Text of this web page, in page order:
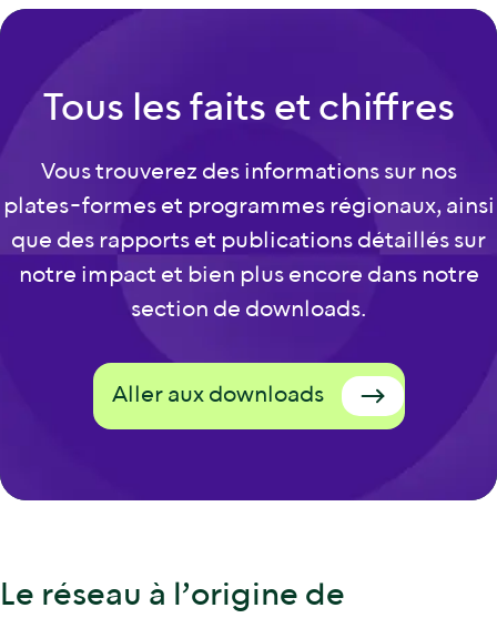
Tous les faits et chiffres
Vous trouverez des informations sur nos
plates-formes et programmes régionaux, ainsi
que des rapports et publications détaillés sur
notre impact et bien plus encore dans notre
section de downloads.
Aller aux downloads
Le réseau à l’origine de